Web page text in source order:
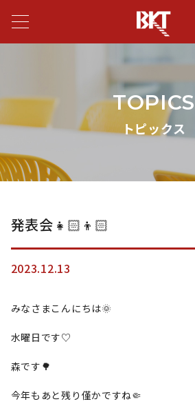
TOPICS
トピックス
発表会👧🏻👦🏻
2023.12.13
みなさまこんにちは🌞
水曜日です♡
森です🌳
今年もあと残り僅かですね🤏